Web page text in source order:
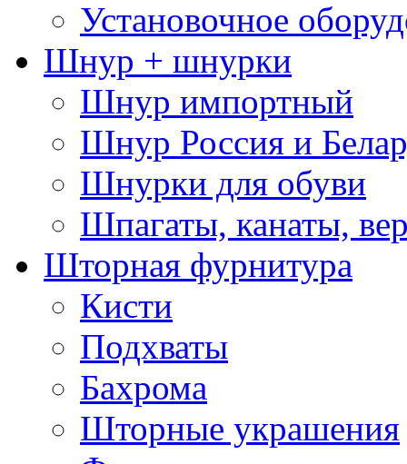
Установочное
Шнур + шнурки
Шнур импортный
Шнур Россия и
Шнурки для обуви
Шпагаты, канаты,
Шторная фурнитура
Кисти
Подхваты
Бахрома
Шторные украшения